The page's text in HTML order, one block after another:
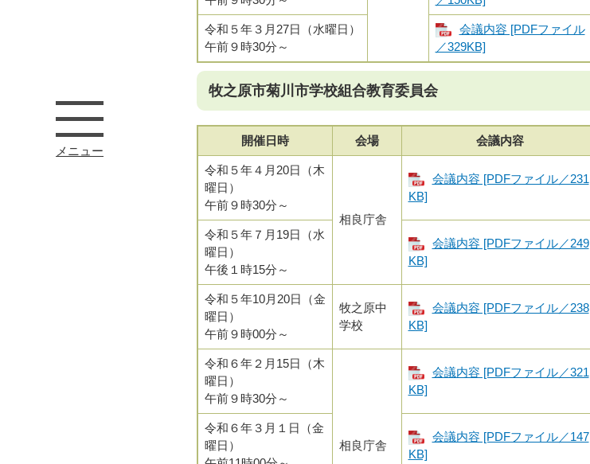
メニュー
令和５年３月27日（水曜日）
午前９時30分～
会議内容 [PDFファイル
／329KB]
牧之原市菊川市学校組合教育委員会
開催日時 会場 会議内容
令和５年４月20日（木
曜日）
午前９時30分～
相良庁舎
会議内容 [PDFファイル／231
KB]
令和５年７月19日（水
曜日）
午後１時15分～
会議内容 [PDFファイル／249
KB]
令和５年10月20日（金
曜日）
午前９時00分～
牧之原中
学校
会議内容 [PDFファイル／238
KB]
令和６年２月15日（木
曜日）
午前９時30分～
相良庁舎
会議内容 [PDFファイル／321
KB]
令和６年３月１日（金
曜日）
会議内容 [PDFファイル／147
KB]